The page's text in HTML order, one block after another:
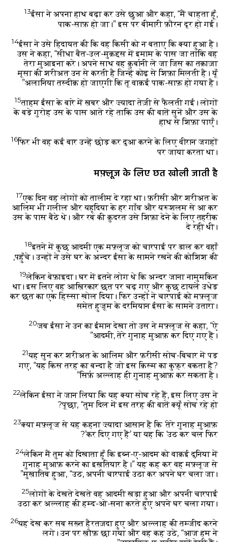
13ईसा ने अपना हाथ बढ़ा कर उसे छुआ और कहा, “मैं चाहता हूँ,
पाक-साफ़ हो जा।” इस पर बीमारी फ़ौरन दूर हो गई।
14ईसा ने उसे हिदायत की कि वह किसी को न बताए कि क्या हुआ है।
उस ने कहा, “सीधा बैत-उल-मुक़द्दस में इमाम के पास जा ताकि वह
तेरा मुआइना करे। अपने साथ वह क़ुर्बानी ले जा जिस का तक़ाज़ा
मूसा की शरीअत उन से करती है जिन्हें कोढ़ से शिफ़ा मिलती है। यूँ
अलानिया तस्दीक़ हो जाएगी कि तू वाक़ई पाक-साफ़ हो गया है।”
15ताहम ईसा के बारे में ख़बर और ज़्यादा तेज़ी से फैलती गई। लोगों
के बड़े गुरोह उस के पास आते रहे ताकि उस की बातें सुनें और उस के
हाथ से शिफ़ा पाएँ।
16फिर भी वह कई बार उन्हें छोड़ कर दुआ करने के लिए वीरान जगहों
पर जाया करता था।
मफ़्लूज के लिए छत खोली जाती है
17एक दिन वह लोगों को तालीम दे रहा था। फ़रीसी और शरीअत के
आलिम भी गलील और यहूदिया के हर गाँव और यरूशलम से आ कर
उस के पास बैठे थे। और रब की क़ुदरत उसे शिफ़ा देने के लिए तहरीक
दे रही थी।
18इतने में कुछ आदमी एक मफ़्लूज को चारपाई पर डाल कर वहाँ
पहुँचे। उन्हों ने उसे घर के अन्दर ईसा के सामने रखने की कोशिश की,
19लेकिन बेफ़ाइदा। घर में इतने लोग थे कि अन्दर जाना नामुमकिन
था। इस लिए वह आख़िरकार छत पर चढ़ गए और कुछ टायलें उधेड़
कर छत का एक हिस्सा खोल दिया। फिर उन्हों ने चारपाई को मफ़्लूज
समेत हुजूम के दरमियान ईसा के सामने उतारा।
20जब ईसा ने उन का ईमान देखा तो उस ने मफ़्लूज से कहा, “ऐ
आदमी, तेरे गुनाह मुआफ़ कर दिए गए हैं।”
21यह सुन कर शरीअत के आलिम और फ़रीसी सोच-बिचार में पड़
गए, “यह किस तरह का बन्दा है जो इस क़िस्म का कुफ़्र बकता है?
सिर्फ़ अल्लाह ही गुनाह मुआफ़ कर सकता है।”
22लेकिन ईसा ने जान लिया कि यह क्या सोच रहे हैं, इस लिए उस ने
पूछा, “तुम दिल में इस तरह की बातें क्यूँ सोच रहे हो?
23क्या मफ़्लूज से यह कहना ज़्यादा आसान है कि ‘तेरे गुनाह मुआफ़
कर दिए गए हैं’ या यह कि ‘उठ कर चल फिर’?
24लेकिन मैं तुम को दिखाता हूँ कि इब्न-ए-आदम को वाक़ई दुनिया में
गुनाह मुआफ़ करने का इख़तियार है।” यह कह कर वह मफ़्लूज से
मुख़ातिब हुआ, “उठ, अपनी चारपाई उठा कर अपने घर चला जा।”
25लोगों के देखते देखते वह आदमी खड़ा हुआ और अपनी चारपाई
उठा कर अल्लाह की हम्द-ओ-सना करते हुए अपने घर चला गया।
26यह देख कर सब सख़्त हैरतज़दा हुए और अल्लाह की तम्जीद करने
लगे। उन पर ख़ौफ़ छा गया और वह कह उठे, “आज हम ने